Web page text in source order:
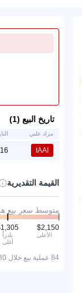
تاريخ البيع (1)
مزاد علني
IAAI
القيمة التقديرية
متوسط سعر بيع
نادراً
أغلى
⁦$2,150⁩
الأعلى
84 عملية بيع خلال 30 يومًا